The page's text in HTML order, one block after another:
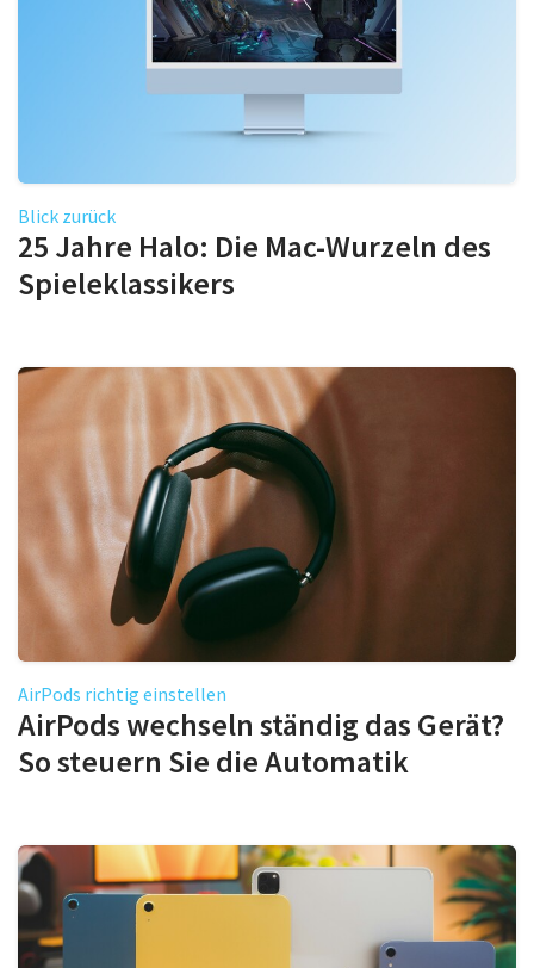
Blick zurück
25 Jahre Halo: Die Mac-Wurzeln des
Spieleklassikers
AirPods richtig einstellen
AirPods wechseln ständig das Gerät?
So steuern Sie die Automatik